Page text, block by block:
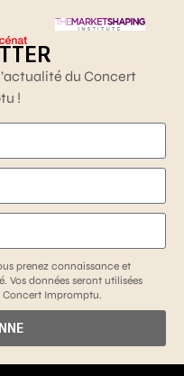
du Concert
!
prenez connaissance et
données seront utilisées
Concert Impromptu.